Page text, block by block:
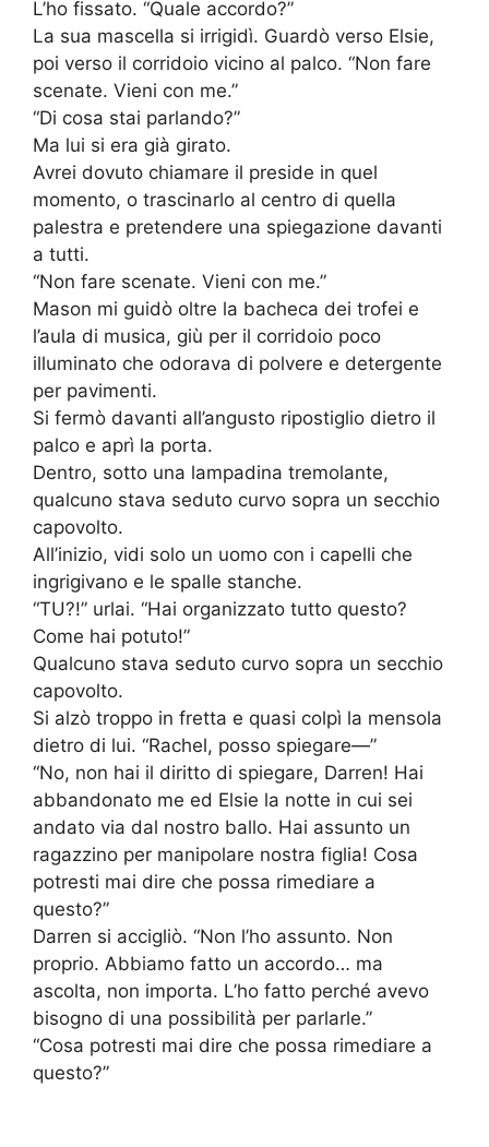
L’ho fissato. “Quale accordo?”
La sua mascella si irrigidì. Guardò verso Elsie,
poi verso il corridoio vicino al palco. “Non fare
scenate. Vieni con me.”
“Di cosa stai parlando?”
Ma lui si era già girato.
Avrei dovuto chiamare il preside in quel
momento, o trascinarlo al centro di quella
palestra e pretendere una spiegazione davanti
a tutti.
“Non fare scenate. Vieni con me.”
Mason mi guidò oltre la bacheca dei trofei e
l’aula di musica, giù per il corridoio poco
illuminato che odorava di polvere e detergente
per pavimenti.
Si fermò davanti all’angusto ripostiglio dietro il
palco e aprì la porta.
Dentro, sotto una lampadina tremolante,
qualcuno stava seduto curvo sopra un secchio
capovolto.
All’inizio, vidi solo un uomo con i capelli che
ingrigivano e le spalle stanche.
“TU?!” urlai. “Hai organizzato tutto questo?
Come hai potuto!”
Qualcuno stava seduto curvo sopra un secchio
capovolto.
Si alzò troppo in fretta e quasi colpì la mensola
dietro di lui. “Rachel, posso spiegare—”
“No, non hai il diritto di spiegare, Darren! Hai
abbandonato me ed Elsie la notte in cui sei
andato via dal nostro ballo. Hai assunto un
ragazzino per manipolare nostra figlia! Cosa
potresti mai dire che possa rimediare a
questo?”
Darren si accigliò. “Non l’ho assunto. Non
proprio. Abbiamo fatto un accordo… ma
ascolta, non importa. L’ho fatto perché avevo
bisogno di una possibilità per parlarle.”
“Cosa potresti mai dire che possa rimediare a
questo?”